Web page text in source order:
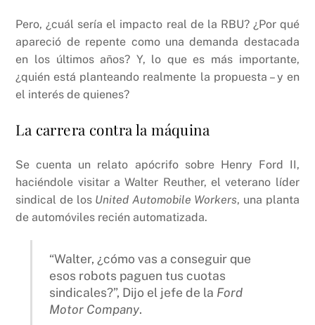
Pero, ¿cuál sería el impacto real de la RBU? ¿Por qué
apareció de repente como una demanda destacada
en los últimos años? Y, lo que es más importante,
¿quién está planteando realmente la propuesta – y en
el interés de quienes?
La carrera contra la máquina
Se cuenta un relato apócrifo sobre Henry Ford II,
haciéndole visitar a Walter Reuther, el veterano líder
sindical de los United Automobile Workers, una planta
de automóviles recién automatizada.
“Walter, ¿cómo vas a conseguir que
esos robots paguen tus cuotas
sindicales?”, Dijo el jefe de la Ford
Motor Company.